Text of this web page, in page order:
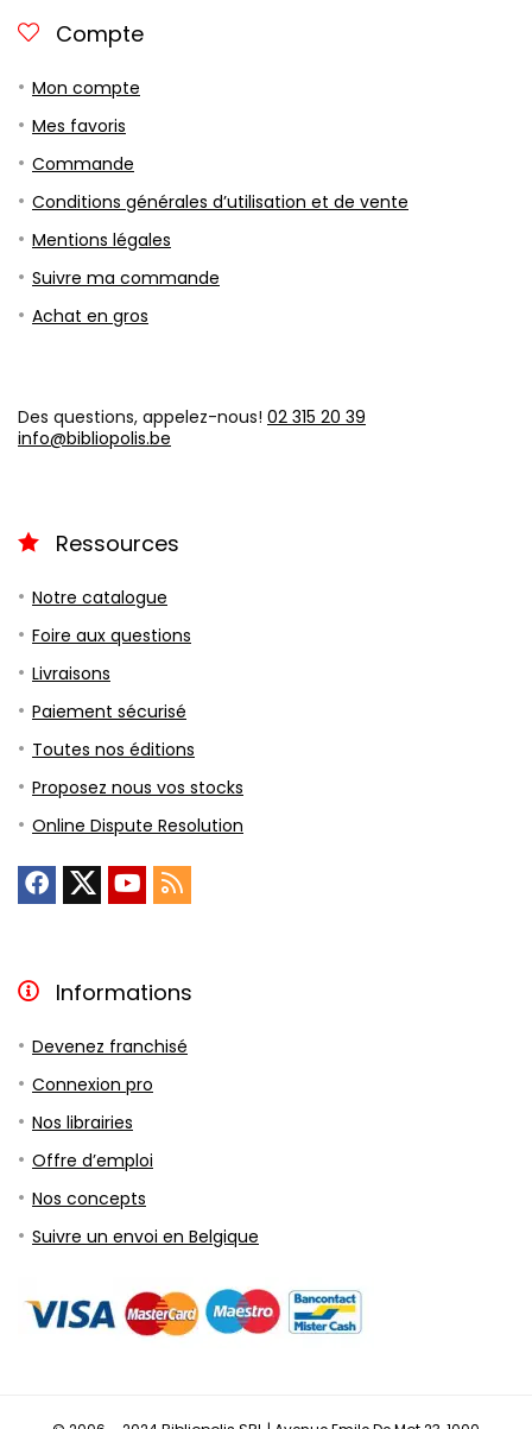
Compte
Mon compte
Mes favoris
Commande
Conditions générales d’utilisation et de vente
Mentions légales
Suivre ma commande
Achat en gros
Des questions, appelez-nous! 02 315 20 39
info@bibliopolis.be
Ressources
Notre catalogue
Foire aux questions
Livraisons
Paiement sécurisé
Toutes nos éditions
Proposez nous vos stocks
Online Dispute Resolution
Informations
Devenez franchisé
Connexion pro
Nos librairies
Offre d’emploi
Nos concepts
Suivre un envoi en Belgique